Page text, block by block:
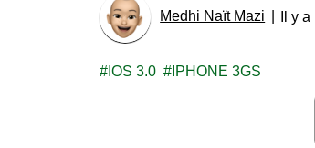
Medhi Naït Mazi Il y
IOS 3.0 IPHONE 3GS